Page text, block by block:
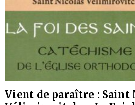
Vient de paraître : Saint